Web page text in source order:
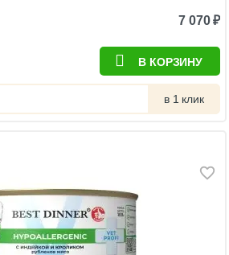
7 070₽
В КОРЗИНУ
в 1 клик